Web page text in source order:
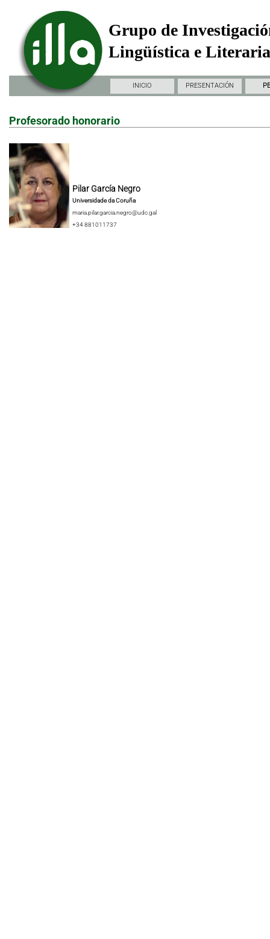
Grupo de
Lingüística e
INICIO PRESENTACIÓN
Profesorado honorario
Pilar García Negro
Universidade da Coruña
maria.pilar.garcia.negro@udc.gal
+34 881011737